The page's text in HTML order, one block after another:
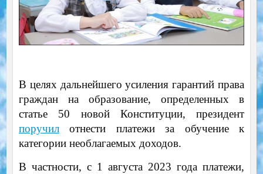
В целях дальнейшего усиления гарантий права
граждан на образование, определенных в
статье 50 новой Конституции, президент
поручилотнести платежи за обучение к
категории необлагаемых доходов.
В частности, с 1 августа 2023 года платежи,